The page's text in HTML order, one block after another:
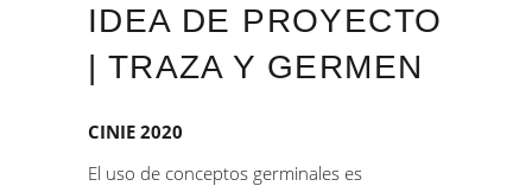
IDEA DE PROYECTO
| TRAZA Y GERMEN
CINIE 2020
El uso de conceptos germinales es